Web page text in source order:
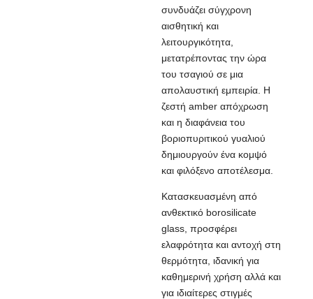
συνδυάζει σύγχρονη
αισθητική και
λειτουργικότητα,
μετατρέποντας την ώρα
του τσαγιού σε μια
απολαυστική εμπειρία. Η
ζεστή amber απόχρωση
και η διαφάνεια του
βοριοπυριτικού γυαλιού
δημιουργούν ένα κομψό
και φιλόξενο αποτέλεσμα.
Κατασκευασμένη από
ανθεκτικό borosilicate
glass, προσφέρει
ελαφρότητα και αντοχή στη
θερμότητα, ιδανική για
καθημερινή χρήση αλλά και
για ιδιαίτερες στιγμές